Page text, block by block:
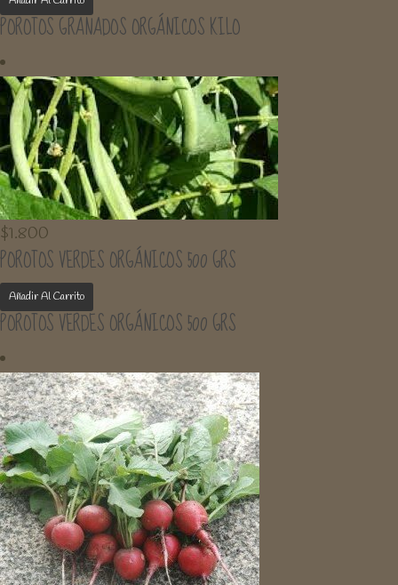
POROTOS GRANADOS ORGÁNICOS KILO
$1.800
POROTOS VERDES ORGÁNICOS 500 GRS
Añadir Al Carrito
POROTOS VERDES ORGÁNICOS 500 GRS